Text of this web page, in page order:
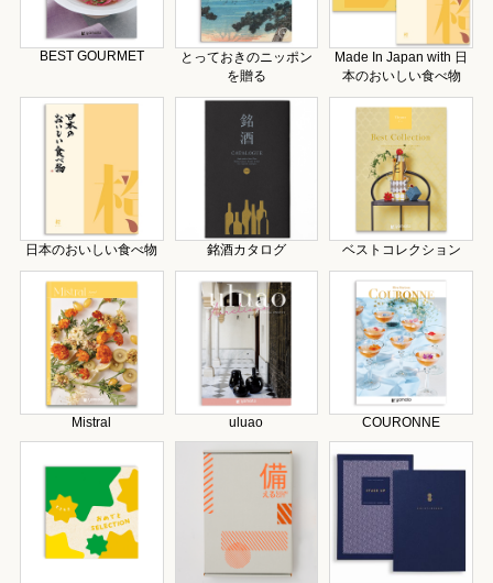
BEST GOURMET
とっておきのニッポン
を贈る
Made In Japan with 日
本のおいしい食べ物
日本のおいしい食べ物 銘酒カタログ ベストコレクション
Mistral uluao COURONNE